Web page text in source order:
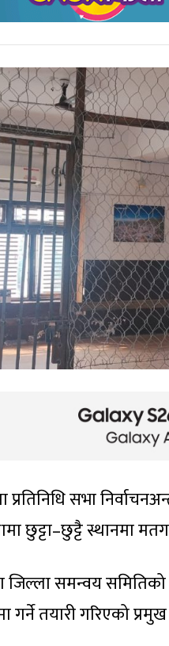
प्रतिनिधि सभा
छुट्टा–छुट्टै स्थानमा
जिल्ला समन्वय
तयारी गरिएको